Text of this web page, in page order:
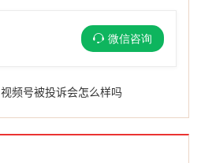
微信咨询
视频号被投诉会怎么样吗